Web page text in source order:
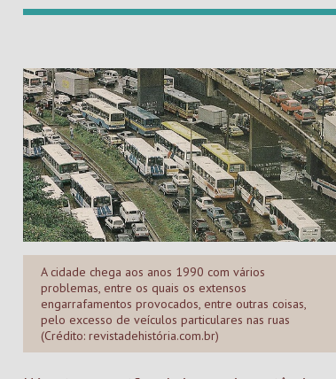
A cidade chega aos anos 1990 com vários
problemas, entre os quais os extensos
engarrafamentos provocados, entre outras coisas,
pelo excesso de veículos particulares nas ruas
(Crédito: revistadehistória.com.br)